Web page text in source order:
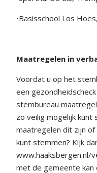
•Basisschool Los
Maatregelen in
Voordat u op het
een
stembureau
zo veilig mogelijk kunt
maatregelen dit zijn
kunt stemmen? Kijk
www.haaksbergen.nl/
met de gemeente kan